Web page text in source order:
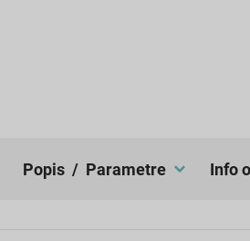
popis / Parametre Info